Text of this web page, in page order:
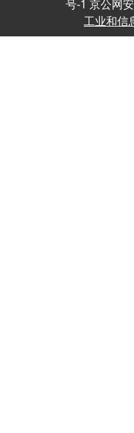
号-1 京公网
工业和信